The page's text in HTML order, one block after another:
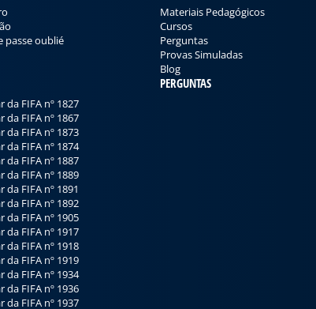
passe oublié
Materiais Pedagógicos
Cursos
Perguntas
Provas Simuladas
Blog
da FIFA nº 1827
da FIFA nº 1867
da FIFA nº 1873
da FIFA nº 1874
da FIFA nº 1887
da FIFA nº 1889
da FIFA nº 1891
da FIFA nº 1892
da FIFA nº 1905
da FIFA nº 1917
da FIFA nº 1918
da FIFA nº 1919
da FIFA nº 1934
da FIFA nº 1936
da FIFA nº 1937
PERGUNTAS